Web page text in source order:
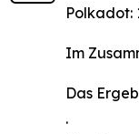
Polkadot:
Im
Das
.